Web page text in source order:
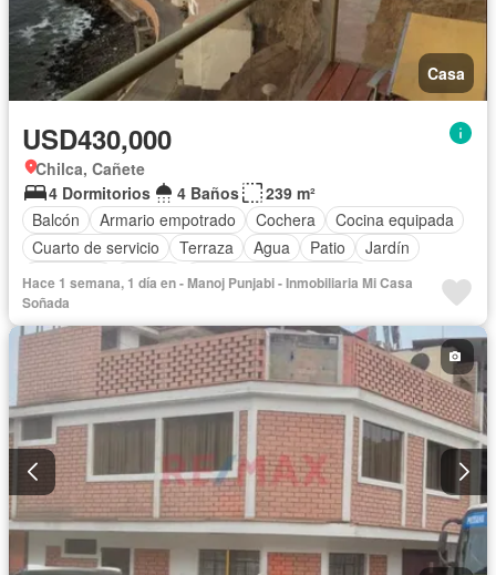
Casa
USD430,000
Chilca, Cañete
4 Dormitorios
4 Baños
239 m²
Balcón
Armario empotrado Cochera
Cocina equipada
Cuarto de servicio
Terraza Agua Patio
Jardín
Seguridad
Piscina Parcialmente amoblado
Hace 1 semana, 1 día en - Manoj Punjabi - Inmobiliaria Mi Casa
Soñada